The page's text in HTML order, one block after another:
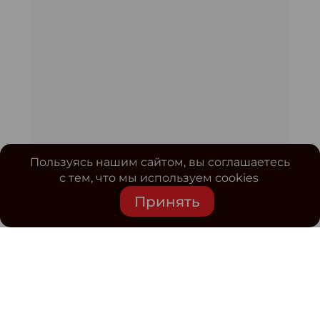
Пользуясь нашим сайтом, вы соглашаетесь
с тем, что мы используем cookies
Принять